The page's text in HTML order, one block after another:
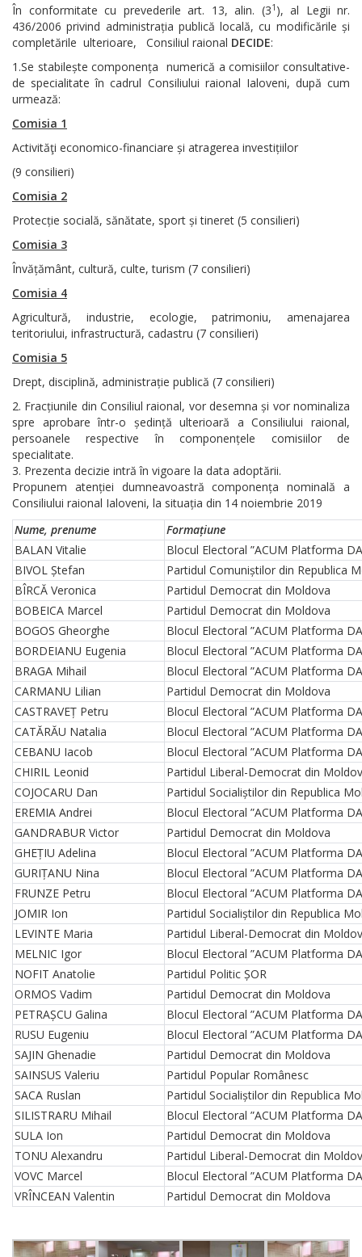
În conformitate cu prevederile art. 13, alin. (31 ), al Legii nr.
436/2006 privind administrația publică locală, cu modificările și
completările ulterioare, Consiliul raional DECIDE:
1.Se stabilește componența numerică a comisiilor consultative-
de specialitate în cadrul Consiliului raional Ialoveni, după cum
urmează:
Comisia 1
Activităţi economico-financiare și atragerea investițiilor
(9 consilieri)
Comisia 2
Protecție socială, sănătate, sport și tineret (5 consilieri)
Comisia 3
Învățământ, cultură, culte, turism (7 consilieri)
Comisia 4
Agricultură, industrie, ecologie, patrimoniu, amenajarea
teritoriului, infrastructură, cadastru (7 consilieri)
Comisia 5
Drept, disciplină, administrație publică (7 consilieri)
Fracțiunile din Consiliul raional, vor desemna și vor nominaliza
spre aprobare într-o ședință ulterioară a Consiliului raional,
persoanele respective în componențele comisiilor de
specialitate.
Prezenta decizie intră în vigoare la data adoptării.
Propunem atenției dumneavoastră componența nominală a
Consiliului raional Ialoveni, la situația din 14 noiembrie 2019
Nume, prenume
Formațiune
BALAN Vitalie
Blocul Electoral ”ACUM Platforma
BIVOL Ștefan
Partidul Comuniștilor din Republica
BÎRCĂ Veronica
Partidul Democrat din Moldova
BOBEICA Marcel
Partidul Democrat din Moldova
BOGOS Gheorghe
Blocul Electoral ”ACUM Platforma
BORDEIANU Eugenia
Blocul Electoral ”ACUM Platforma
BRAGA Mihail
Blocul Electoral ”ACUM Platforma
CARMANU Lilian
Partidul Democrat din Moldova
CASTRAVEȚ Petru
Blocul Electoral ”ACUM Platforma
CATĂRĂU Natalia
Blocul Electoral ”ACUM Platforma
CEBANU Iacob
Blocul Electoral ”ACUM Platforma
CHIRIL Leonid
Partidul Liberal-Democrat din
COJOCARU Dan
Partidul Socialiștilor din Republica
EREMIA Andrei
Blocul Electoral ”ACUM Platforma
GANDRABUR Victor
Partidul Democrat din Moldova
GHEȚIU Adelina
Blocul Electoral ”ACUM Platforma
GURIȚANU Nina
Blocul Electoral ”ACUM Platforma
FRUNZE Petru
Blocul Electoral ”ACUM Platforma
JOMIR Ion
Partidul Socialiștilor din Republica
LEVINTE Maria
Partidul Liberal-Democrat din
MELNIC Igor
Blocul Electoral ”ACUM Platforma
NOFIT Anatolie
Partidul Politic ȘOR
ORMOS Vadim
Partidul Democrat din Moldova
PETRAȘCU Galina
Blocul Electoral ”ACUM Platforma
RUSU Eugeniu
Blocul Electoral ”ACUM Platforma
SAJIN Ghenadie
Partidul Democrat din Moldova
SAINSUS Valeriu
Partidul Popular Românesc
SACA Ruslan
Partidul Socialiștilor din Republica
SILISTRARU Mihail
Blocul Electoral ”ACUM Platforma
SULA Ion
Partidul Democrat din Moldova
TONU Alexandru
Partidul Liberal-Democrat din
VOVC Marcel
Blocul Electoral ”ACUM Platforma
VRÎNCEAN Valentin
Partidul Democrat din Moldova